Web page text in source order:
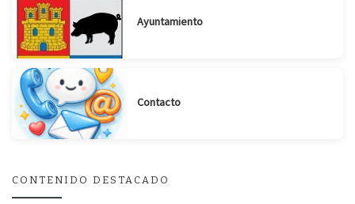
Ayuntamiento
Contacto
CONTENIDO DESTACADO